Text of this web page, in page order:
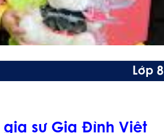
Lớp 8
gia sư Gia Đình Việt